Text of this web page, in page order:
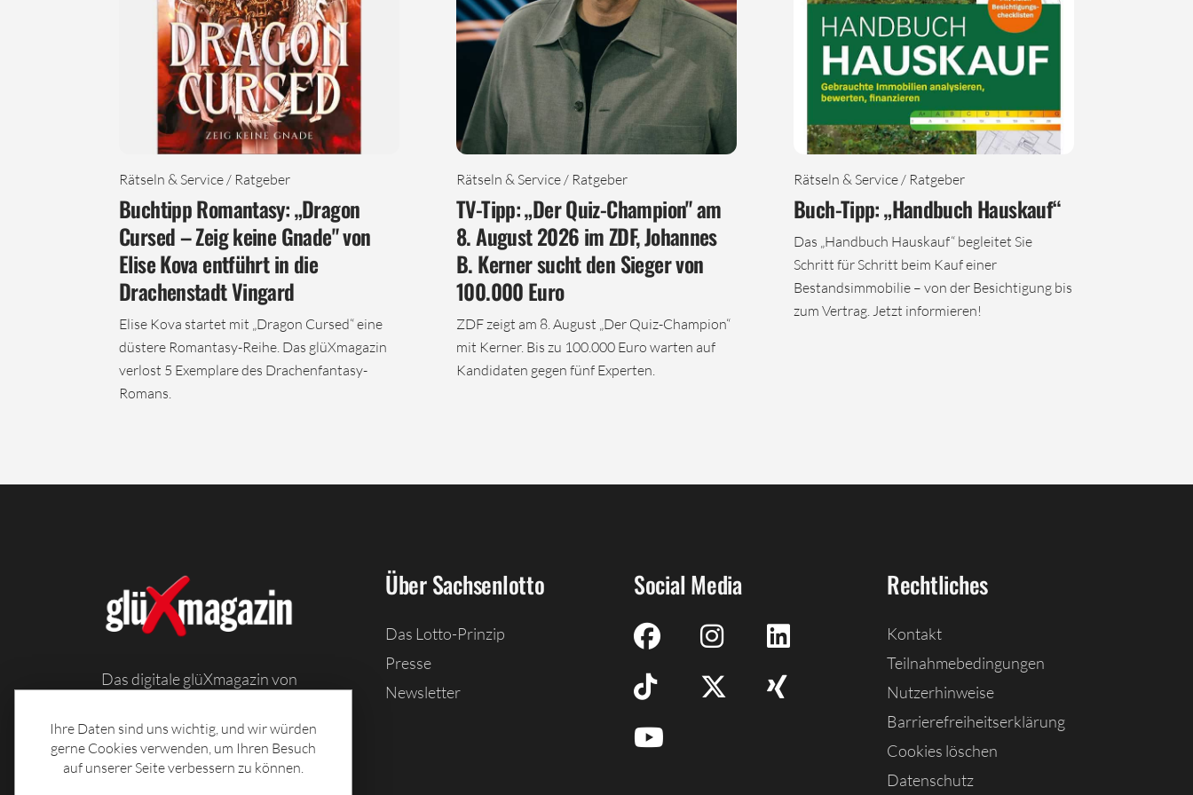
Rätseln & Service / Ratgeber
Buchtipp Romantasy: „Dragon
Cursed – Zeig keine Gnade" von
Elise Kova entführt in die
Drachenstadt Vingard
Elise Kova startet mit „Dragon Cursed“ eine
düstere Romantasy-Reihe. Das glüXmagazin
verlost 5 Exemplare des Drachenfantasy-
Romans.
Rätseln & Service / Ratgeber
TV-Tipp: „Der Quiz-Champion" am
8. August 2026 im ZDF, Johannes
B. Kerner sucht den Sieger von
100.000 Euro
ZDF zeigt am 8. August „Der Quiz-Champion“
mit Kerner. Bis zu 100.000 Euro warten auf
Kandidaten gegen fünf Experten.
Rätseln & Service / Ratgeber
Buch-Tipp: „Handbuch Hauskauf“
Das „Handbuch Hauskauf“ begleitet Sie
Schritt für Schritt beim Kauf einer
Bestandsimmobilie – von der Besichtigung bis
zum Vertrag. Jetzt informieren!
Das digitale glüXmagazin von
Information, Unterhaltung und
Spiele, sowie Toto-Tabellen und
tolle Rezepte.
Über Sachsenlotto
Das Lotto-Prinzip
Presse
Newsletter
Social Media Rechtliches
Kontakt
Teilnahmebedingungen
Nutzerhinweise
Barrierefreiheitserklärung
Cookies löschen
Datenschutz
Ihre Daten sind uns wichtig, und wir würden
gerne Cookies verwenden, um Ihren Besuch
auf unserer Seite verbessern zu können.